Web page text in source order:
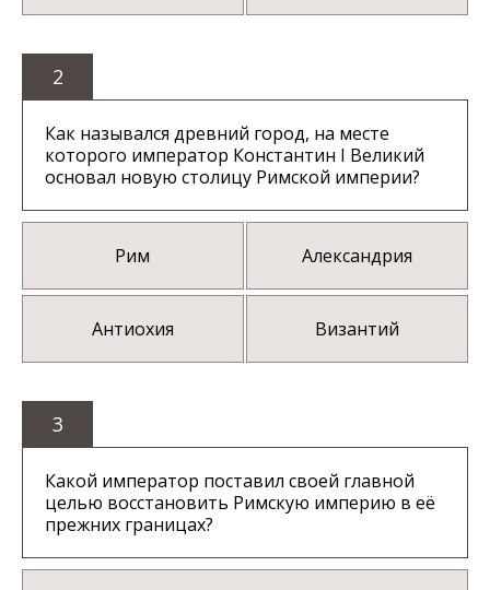
2
Как назывался древний город, на месте
которого император Константин I Великий
основал новую столицу Римской империи?
Рим Александрия
Антиохия Византий
3
Какой император поставил своей главной
целью восстановить Римскую империю в её
прежних границах?